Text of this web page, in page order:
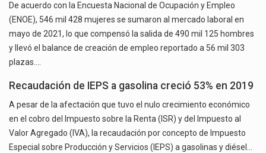
De acuerdo con la Encuesta Nacional de Ocupación y Empleo
(ENOE), 546 mil 428 mujeres se sumaron al mercado laboral en
mayo de 2021, lo que compensó la salida de 490 mil 125 hombres
y llevó el balance de creación de empleo reportado a 56 mil 303
plazas.…
Recaudación de IEPS a gasolina creció 53% en 2019
A pesar de la afectación que tuvo el nulo crecimiento económico
en el cobro del Impuesto sobre la Renta (ISR) y del Impuesto al
Valor Agregado (IVA), la recaudación por concepto de Impuesto
Especial sobre Producción y Servicios (IEPS) a gasolinas y diésel…